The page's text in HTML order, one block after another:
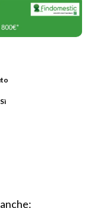
Sì
anche: